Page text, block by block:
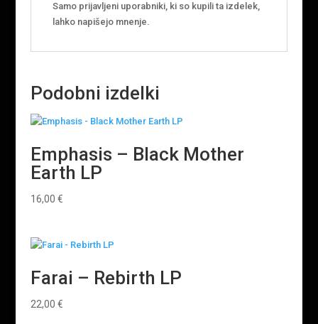
Samo prijavljeni uporabniki, ki so kupili ta izdelek,
lahko napišejo mnenje.
Podobni izdelki
Emphasis – Black Mother
Earth LP
16,00 €
Farai – Rebirth LP
22,00 €